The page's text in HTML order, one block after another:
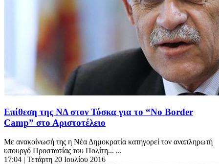
Επίθεση της ΝΔ στον Τόσκα για το “No Border
Camp” στο Αριστοτέλειο
Με ανακοίνωσή της η Νέα Δημοκρατία κατηγορεί τον αναπληρωτή
υπουργό Προστασίας του Πολίτη... ...
17:04 | Τετάρτη 20 Ιουλίου 2016